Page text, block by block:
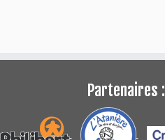
Partenaires :